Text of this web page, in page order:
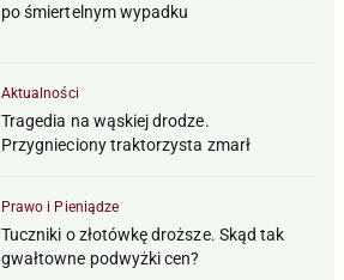
po śmiertelnym wypadku
Aktualności
Tragedia na wąskiej drodze.
Przygnieciony traktorzysta zmarł
Prawo i Pieniądze
Tuczniki o złotówkę droższe. Skąd tak
gwałtowne podwyżki cen?